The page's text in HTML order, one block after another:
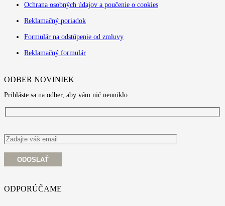
Ochrana osobných údajov a poučenie o cookies
Reklamačný poriadok
Formulár na odstúpenie od zmluvy
Reklamačný formulár
ODBER NOVINIEK
Prihláste sa na odber, aby vám nić neuniklo
ODPORÚČAME